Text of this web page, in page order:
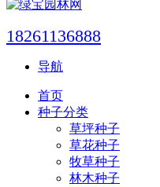
18261136888
导航
首页
种子分类
草坪种子
草花种子
牧草种子
林木种子